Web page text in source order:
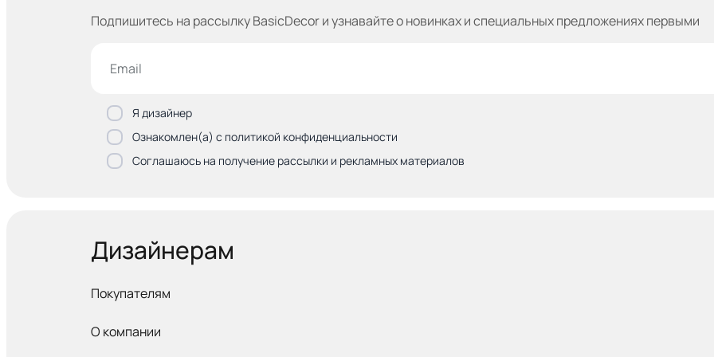
Подпишитесь на рассылку BasicDecor и узнавайтео новинках и специальных предложениях первыми
Я дизайнер
Ознакомлен(а) с политикой конфиденциальности
Соглашаюсь на получение рассылки и рекламных материалов
Дизайнерам
Покупателям
О компании